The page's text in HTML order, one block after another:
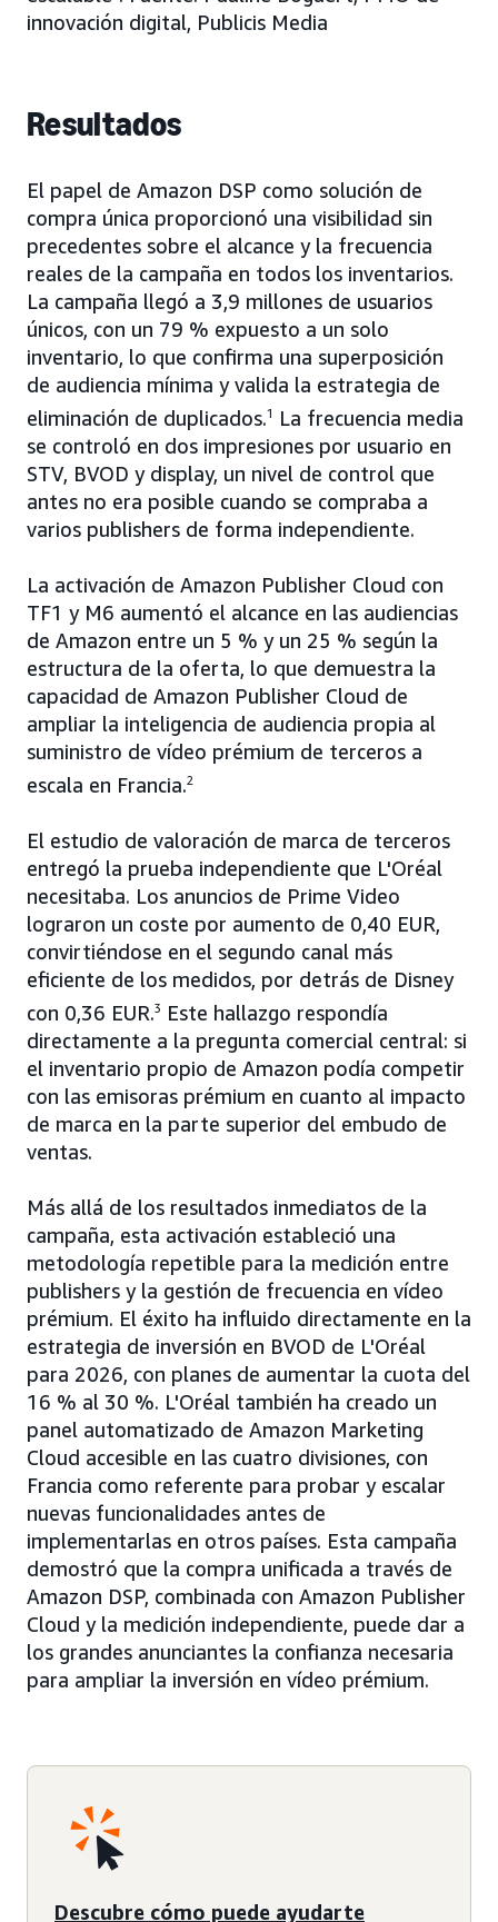
innovación digital, Publicis Media
Resultados
El papel de Amazon DSP como solución de
compra única proporcionó una visibilidad sin
precedentes sobre el alcance y la frecuencia
reales de la campaña en todos los inventarios.
La campaña llegó a 3,9 millones de usuarios
únicos, con un 79 % expuesto a un solo
inventario, lo que confirma una superposición
de audiencia mínima y valida la estrategia de
eliminación de duplicados.1
La frecuencia media
se controló en dos impresiones por usuario en
STV, BVOD y display, un nivel de control que
antes no era posible cuando se compraba a
varios publishers de forma independiente.
La activación de Amazon Publisher Cloud con
TF1 y M6 aumentó el alcance en las audiencias
de Amazon entre un 5 % y un 25 % según la
estructura de la oferta, lo que demuestra la
capacidad de Amazon Publisher Cloud de
ampliar la inteligencia de audiencia propia al
suministro de vídeo prémium de terceros a
escala en Francia.2
El estudio de valoración de marca de terceros
entregó la prueba independiente que L'Oréal
necesitaba. Los anuncios de Prime Video
lograron un coste por aumento de 0,40 EUR,
convirtiéndose en el segundo canal más
eficiente de los medidos, por detrás de Disney
con 0,36 EUR.3
Este hallazgo respondía
directamente a la pregunta comercial central: si
el inventario propio de Amazon podía competir
con las emisoras prémium en cuanto al impacto
de marca en la parte superior del embudo de
ventas.
Más allá de los resultados inmediatos de la
campaña, esta activación estableció una
metodología repetible para la medición entre
publishers y la gestión de frecuencia en vídeo
prémium. El éxito ha influido directamente en la
estrategia de inversión en BVOD de L'Oréal
para 2026, con planes de aumentar la cuota del
16 % al 30 %. L'Oréal también ha creado un
panel automatizado de Amazon Marketing
Cloud accesible en las cuatro divisiones, con
Francia como referente para probar y escalar
nuevas funcionalidades antes de
implementarlas en otros países. Esta campaña
demostró que la compra unificada a través de
Amazon DSP, combinada con Amazon Publisher
Cloud y la medición independiente, puede dar a
los grandes anunciantes la confianza necesaria
para ampliar la inversión en vídeo prémium.
Descubre cómo puede ayudarte